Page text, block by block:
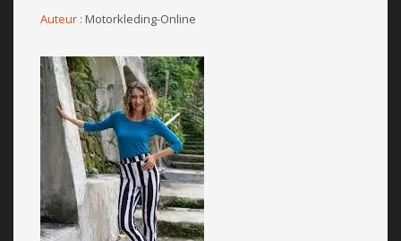
Auteur : Motorkleding-Online